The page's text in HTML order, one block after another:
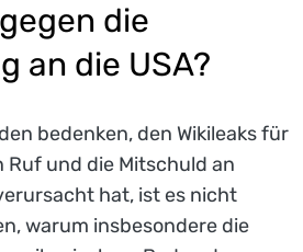
die
an die USA?
bedenken, den Wikileaks für
und die Mitschuld an
hat, ist es nicht
warum insbesondere die